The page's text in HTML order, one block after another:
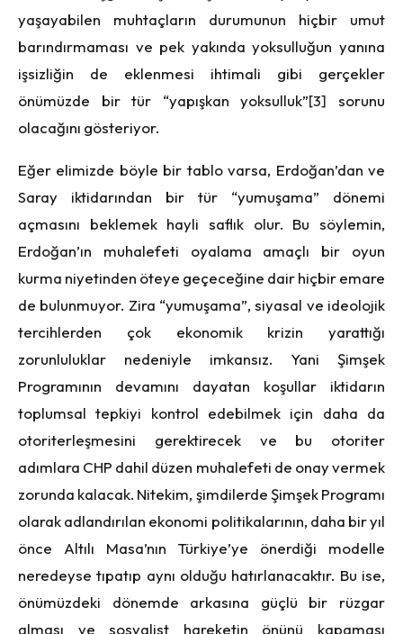
yaşayabilen muhtaçların durumunun hiçbir umut
barındırmaması ve pek yakında yoksulluğun yanına
işsizliğin de eklenmesi ihtimali gibi gerçekler
önümüzde bir tür “yapışkan yoksulluk”[3] sorunu
olacağını gösteriyor.
Eğer elimizde böyle bir tablo varsa, Erdoğan’dan ve
Saray iktidarından bir tür “yumuşama” dönemi
açmasını beklemek hayli saflık olur. Bu söylemin,
Erdoğan’ın muhalefeti oyalama amaçlı bir oyun
kurma niyetinden öteye geçeceğine dair hiçbir emare
de bulunmuyor. Zira “yumuşama”, siyasal ve ideolojik
tercihlerden çok ekonomik krizin yarattığı
zorunluluklar nedeniyle imkansız. Yani Şimşek
Programının devamını dayatan koşullar iktidarın
toplumsal tepkiyi kontrol edebilmek için daha da
otoriterleşmesini gerektirecek ve bu otoriter
adımlara CHP dahil düzen muhalefeti de onay vermek
zorunda kalacak. Nitekim, şimdilerde Şimşek Programı
olarak adlandırılan ekonomi politikalarının, daha bir yıl
önce Altılı Masa’nın Türkiye’ye önerdiği modelle
neredeyse tıpatıp aynı olduğu hatırlanacaktır. Bu ise,
önümüzdeki dönemde arkasına güçlü bir rüzgar
alması ve sosyalist hareketin önünü kapaması